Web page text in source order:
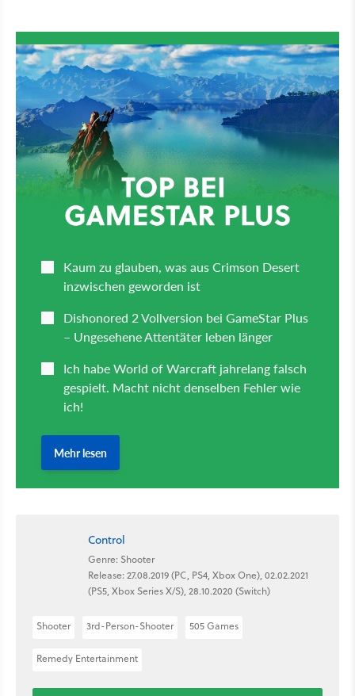
Control
Genre: Shooter
Release: 27.08.2019 (PC, PS4, Xbox One), 02.02.2021
(PS5, Xbox Series X/S), 28.10.2020 (Switch)
Shooter 3rd-Person-Shooter 505 Games
Remedy Entertainment